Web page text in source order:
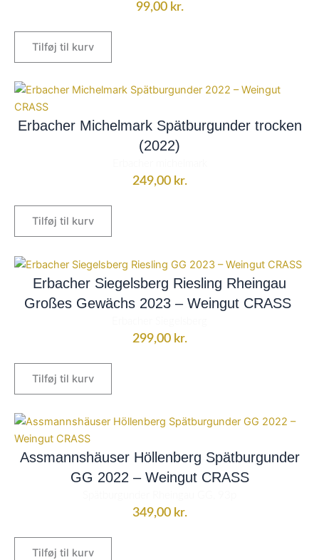
99,00 kr.
Tilføj til kurv
Erbacher Michelmark Spätburgunder trocken
(2022)
249,00 kr.
Tilføj til kurv
Erbacher Siegelsberg Riesling Rheingau
Großes Gewächs 2023 – Weingut CRASS
299,00 kr.
Tilføj til kurv
Assmannshäuser Höllenberg Spätburgunder
GG 2022 – Weingut CRASS
349,00 kr.
Tilføj til kurv